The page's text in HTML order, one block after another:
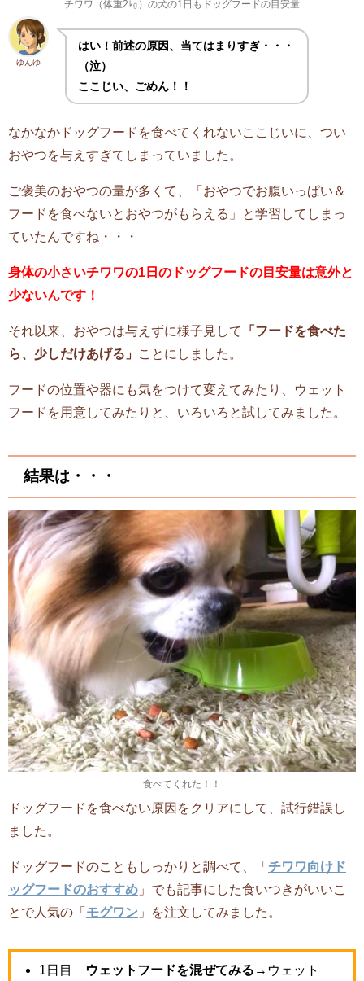
チワワ（体重2㎏）の犬の1日もドッグフードの目安量
ゆんゆ
はい！前述の原因、当てはまりすぎ・・・
（泣）
ここじい、ごめん！！
なかなかドッグフードを食べてくれないここじいに、つい
おやつを与えすぎてしまっていました。
ご褒美のおやつの量が多くて、「おやつでお腹いっぱい＆
フードを食べないとおやつがもらえる」と学習してしまっ
ていたんですね・・・
身体の小さいチワワの1日のドッグフードの目安量は意外と
少ないんです！
それ以来、おやつは与えずに様子見して
「フードを食べた
ら、少しだけあげる」
ことにしました。
フードの位置や器にも気をつけて変えてみたり、ウェット
フードを用意してみたりと、いろいろと試してみました。
結果は・・・
食べてくれた！！
ドッグフードを食べない原因をクリアにして、試行錯誤し
ました。
ドッグフードのこともしっかりと調べて、「 チワワ向けド
ッグフードのおすすめ 」でも記事にした食いつきがいいこ
とで人気の「 モグワン 」を注文してみました。
1日目 ウェットフードを混ぜてみる →ウェット